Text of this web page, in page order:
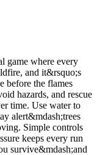
game where every
and it&rsquo;s
before the flames
hazards, and rescue
time. Use water to
alert&mdash;trees
Simple controls
keeps every run
survive&mdash;and